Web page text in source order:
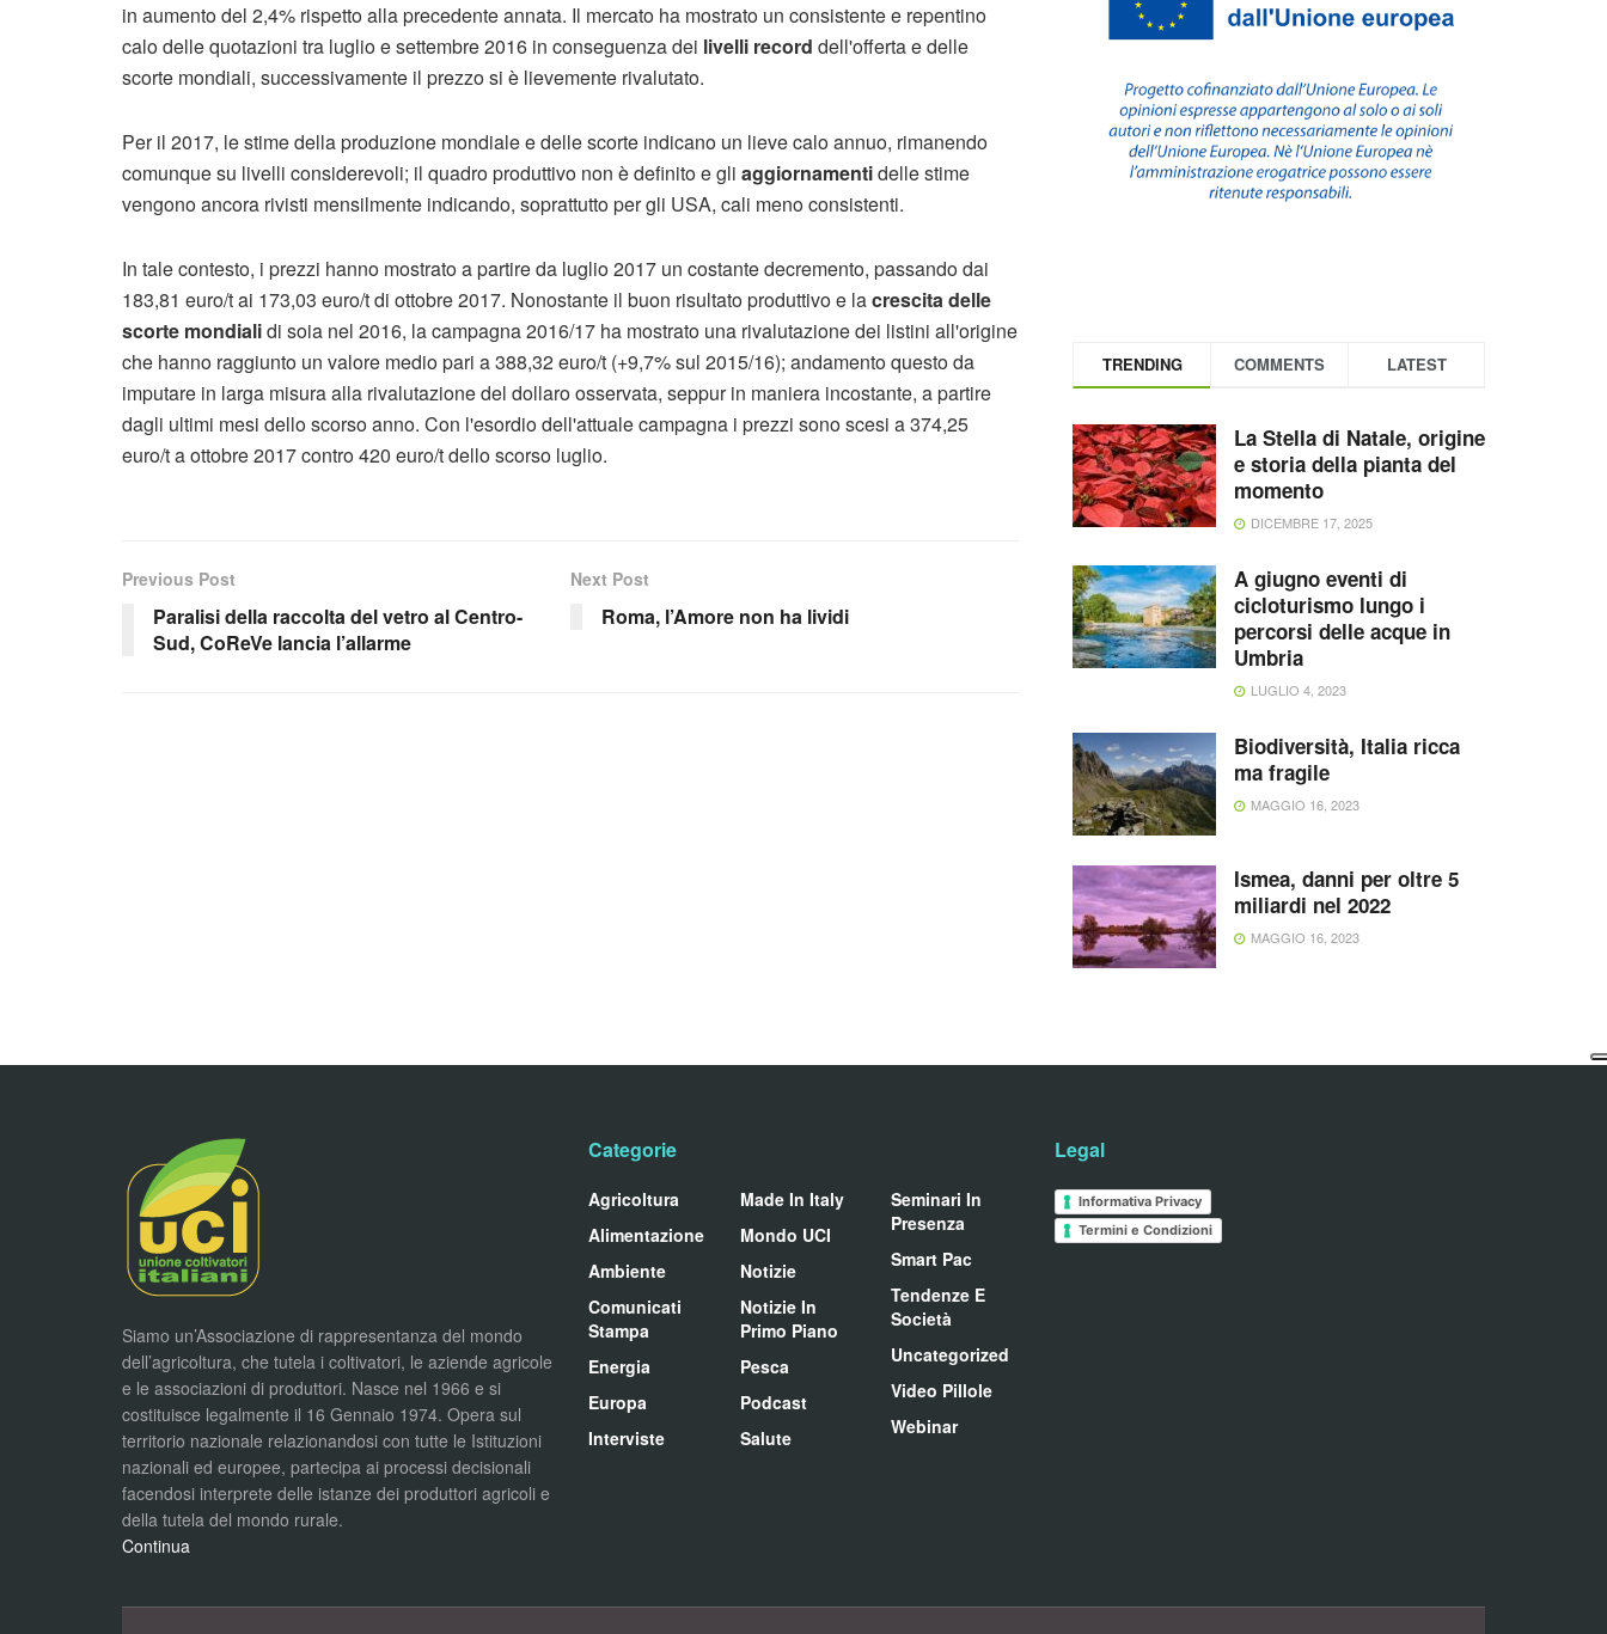
in aumento del 2,4% rispetto alla precedente annata. Il mercato ha mostrato un consistente e repentino
calo delle quotazioni tra luglio e settembre 2016 in conseguenza dei livelli record dell'offerta e delle
scorte mondiali, successivamente il prezzo si è lievemente rivalutato.
Per il 2017, le stime della produzione mondiale e delle scorte indicano un lieve calo annuo, rimanendo
comunque su livelli considerevoli; il quadro produttivo non è definito e gli aggiornamentidelle stime
vengono ancora rivisti mensilmente indicando, soprattutto per gli USA, cali meno consistenti.
In tale contesto, i prezzi hanno mostrato a partire da luglio 2017 un costante decremento, passando dai
183,81 euro/t ai 173,03 euro/t di ottobre 2017. Nonostante il buon risultato produttivo e lacrescita delle
scorte mondialidi soia nel 2016, la campagna 2016/17 ha mostrato una rivalutazione dei listini all'origine
che hanno raggiunto un valore medio pari a 388,32 euro/t (+9,7% sul 2015/16); andamento questo da
imputare in larga misura alla rivalutazione del dollaro osservata, seppur in maniera incostante, a partire
dagli ultimi mesi dello scorso anno. Con l'esordio dell'attuale campagna i prezzi sono scesi a 374,25
euro/t a ottobre 2017 contro 420 euro/t dello scorso luglio.
Previous Post
Paralisi della raccolta del vetro al Centro-
Sud, CoReVe lancia l’allarme
Next Post
Roma, l’Amore non ha lividi
TRENDING COMMENTS LATEST
La Stella di Natale, origine
e storia della pianta del
momento
DICEMBRE 17, 2025
A giugno eventi di
cicloturismo lungo i
percorsi delle acque in
Umbria
LUGLIO 4, 2023
Biodiversità, Italia ricca
ma fragile
MAGGIO 16, 2023
Ismea, danni per oltre 5
miliardi nel 2022
MAGGIO 16, 2023
Siamo un’Associazione di rappresentanza del mondo
dell’agricoltura, che tutela i coltivatori, le aziende agricole
e le associazioni di produttori. Nasce nel 1966 e si
costituisce legalmente il 16 Gennaio 1974. Opera sul
territorio nazionale relazionandosi con tutte le Istituzioni
nazionali ed europee, partecipa ai processi decisionali
facendosi interprete delle istanze dei produttori agricoli e
della tutela del mondo rurale.
Continua
Categorie
Agricoltura
Alimentazione
Ambiente
Comunicati
Stampa
Energia
Europa
Interviste
Made In Italy
Mondo UCI
Notizie
Notizie In
Primo Piano
Pesca
Podcast
Salute
Seminari In
Presenza
Smart Pac
Tendenze E
Società
Uncategorized
Video Pillole
Webinar
Legal
Informativa Privacy
Termini e Condizioni